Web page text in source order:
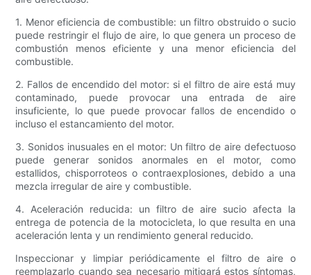
1. Menor eficiencia de combustible: un filtro obstruido o sucio
puede restringir el flujo de aire, lo que genera un proceso de
combustión menos eficiente y una menor eficiencia del
combustible.
2. Fallos de encendido del motor: si el filtro de aire está muy
contaminado, puede provocar una entrada de aire
insuficiente, lo que puede provocar fallos de encendido o
incluso el estancamiento del motor.
3. Sonidos inusuales en el motor: Un filtro de aire defectuoso
puede generar sonidos anormales en el motor, como
estallidos, chisporroteos o contraexplosiones, debido a una
mezcla irregular de aire y combustible.
4. Aceleración reducida: un filtro de aire sucio afecta la
entrega de potencia de la motocicleta, lo que resulta en una
aceleración lenta y un rendimiento general reducido.
Inspeccionar y limpiar periódicamente el filtro de aire o
reemplazarlo cuando sea necesario mitigará estos síntomas,